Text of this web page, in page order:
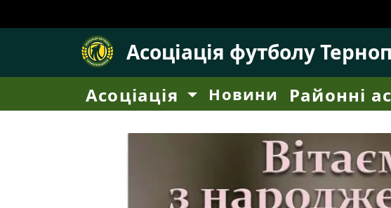
Асоціація футболу
Асоціація Новини Районні